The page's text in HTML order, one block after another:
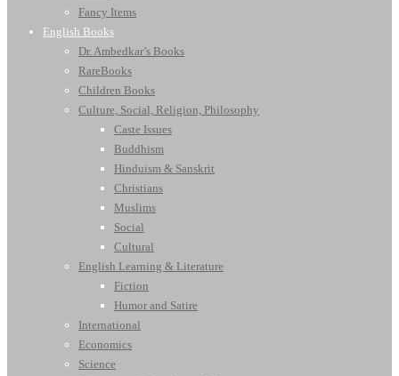
Fancy Items
English Books
Dr. Ambedkar’s Books
RareBooks
Children Books
Culture, Social, Religion, Philosophy
Caste Issues
Buddhism
Hinduism & Sanskrit
Christians
Muslims
Social
Cultural
English Learning & Literature
Fiction
Humor and Satire
International
Economics
Science